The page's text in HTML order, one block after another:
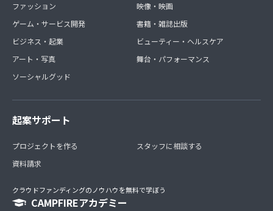
ファッション
ゲーム・サービス開発
ビジネス・起業
アート・写真
ソーシャルグッド
映像・映画
書籍・雑誌出版
ビューティー・ヘルスケア
舞台・パフォーマンス
起案サポート
プロジェクトを作る
資料請求
スタッフに相談する
クラウドファンディングのノウハウを無料で学ぼう
CAMPFIREアカデミー